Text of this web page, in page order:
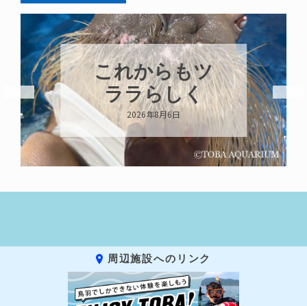
これからもツ
ララらしく
2026年8月6日
周辺施設へのリンク